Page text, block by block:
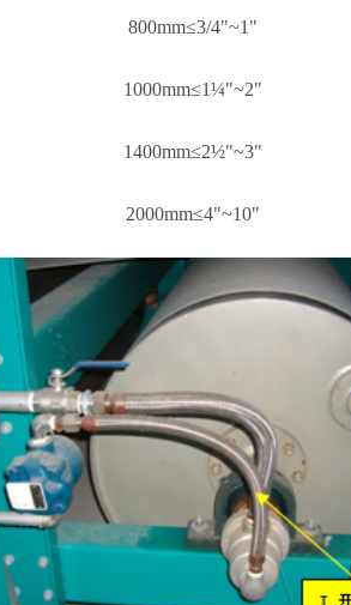
800mm≤3/4"~1"
1000mm≤1¼"~2"
1400mm≤2½"~3"
2000mm≤4"~10"